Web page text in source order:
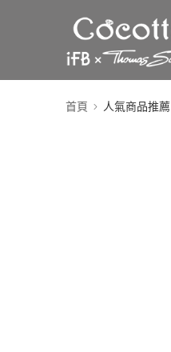
首頁 人氣商品推薦